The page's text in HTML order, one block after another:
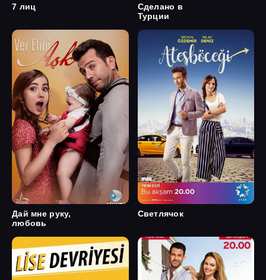
7 лиц
Сделано в
Турции
Дай мне руку,
любовь
Светлячок